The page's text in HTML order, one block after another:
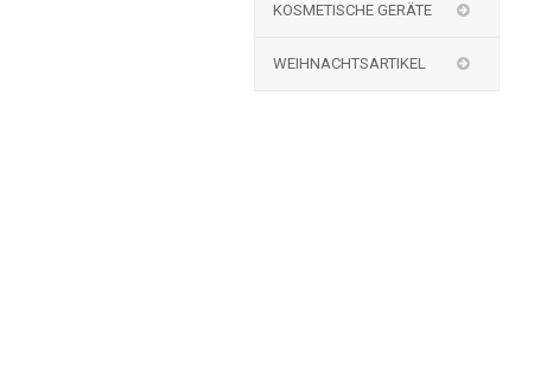
KOSMETISCHE GERÄTE
WEIHNACHTSARTIKEL